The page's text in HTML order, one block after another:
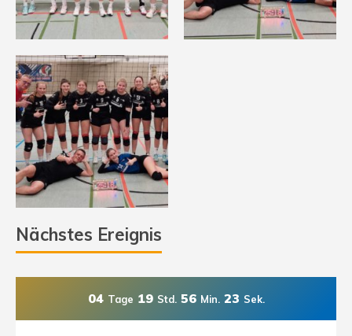
Nächstes Ereignis
04 Tage 19 Std. 56 Min. 22 Sek.